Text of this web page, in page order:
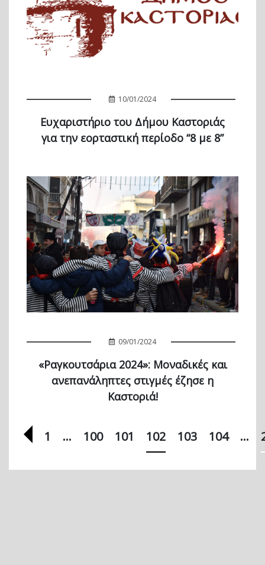
10/01/2024
Ευχαριστήριο του Δήμου Καστοριάς
για την εορταστική περίοδο “8 με 8”
09/01/2024
«Ραγκουτσάρια 2024»: Μοναδικές και
ανεπανάληπτες στιγμές έζησε η
Καστοριά!
Προηγούμενη σελίδα
1 … 100 101 102 103 104 …